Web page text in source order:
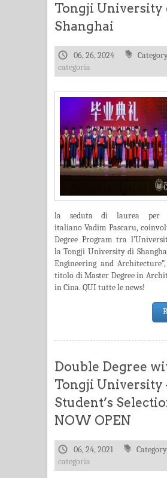
Tongji University
Shanghai
06, 26, 2024
categoria
la seduta di laurea per
italiano Vadim Pascaru,
Degree Program tra
la Tongji University di
Engineering and
titolo di Master Degree in
in Cina. QUI tutte le news!
Double Degree
Tongji University
Student’s
NOW OPEN
06, 24, 2021 Category
categoria